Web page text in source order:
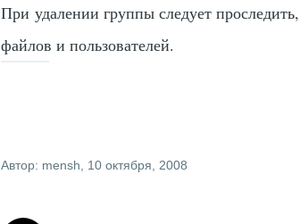
При удалении группы следует
файлов и пользователей.
Автор: mensh , 10 октября, 2008